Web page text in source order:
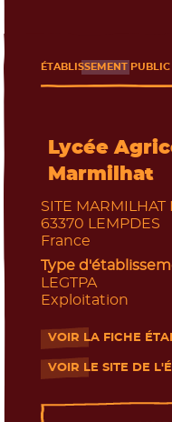
Lycée
Marmilhat
ÉTABLISSEMENT PUBLIC
SITE MARMILHAT
63370 LEMPDES
France
Type
LEGTPA
Exploitation
VOIR LA FICHE
- Nouvelle fenêtre
VOIR LE SITE DE
- Nouvelle fenêtre